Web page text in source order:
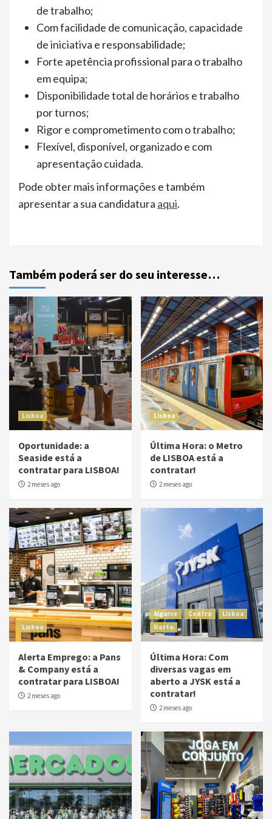
de trabalho;
Com facilidade de comunicação, capacidade
de iniciativa e responsabilidade;
Forte apetência profissional para o trabalho
em equipa;
Disponibilidade total de horários e trabalho
por turnos;
Rigor e comprometimento com o trabalho;
Flexível, disponível, organizado e com
apresentação cuidada.
Pode obter mais informações e também
apresentar a sua candidatura aqui.
Também poderá ser do seu interesse…
Lisboa
Oportunidade: a
Seaside está a
contratar para LISBOA!
2 meses ago
Lisboa
Última Hora: o Metro
de LISBOA está a
contratar!
2 meses ago
Lisboa
Alerta Emprego: a Pans
& Company está a
contratar para LISBOA!
2 meses ago
Algarve Centro
Lisboa
Norte
Última Hora: Com
diversas vagas em
aberto a JYSK está a
contratar!
2 meses ago